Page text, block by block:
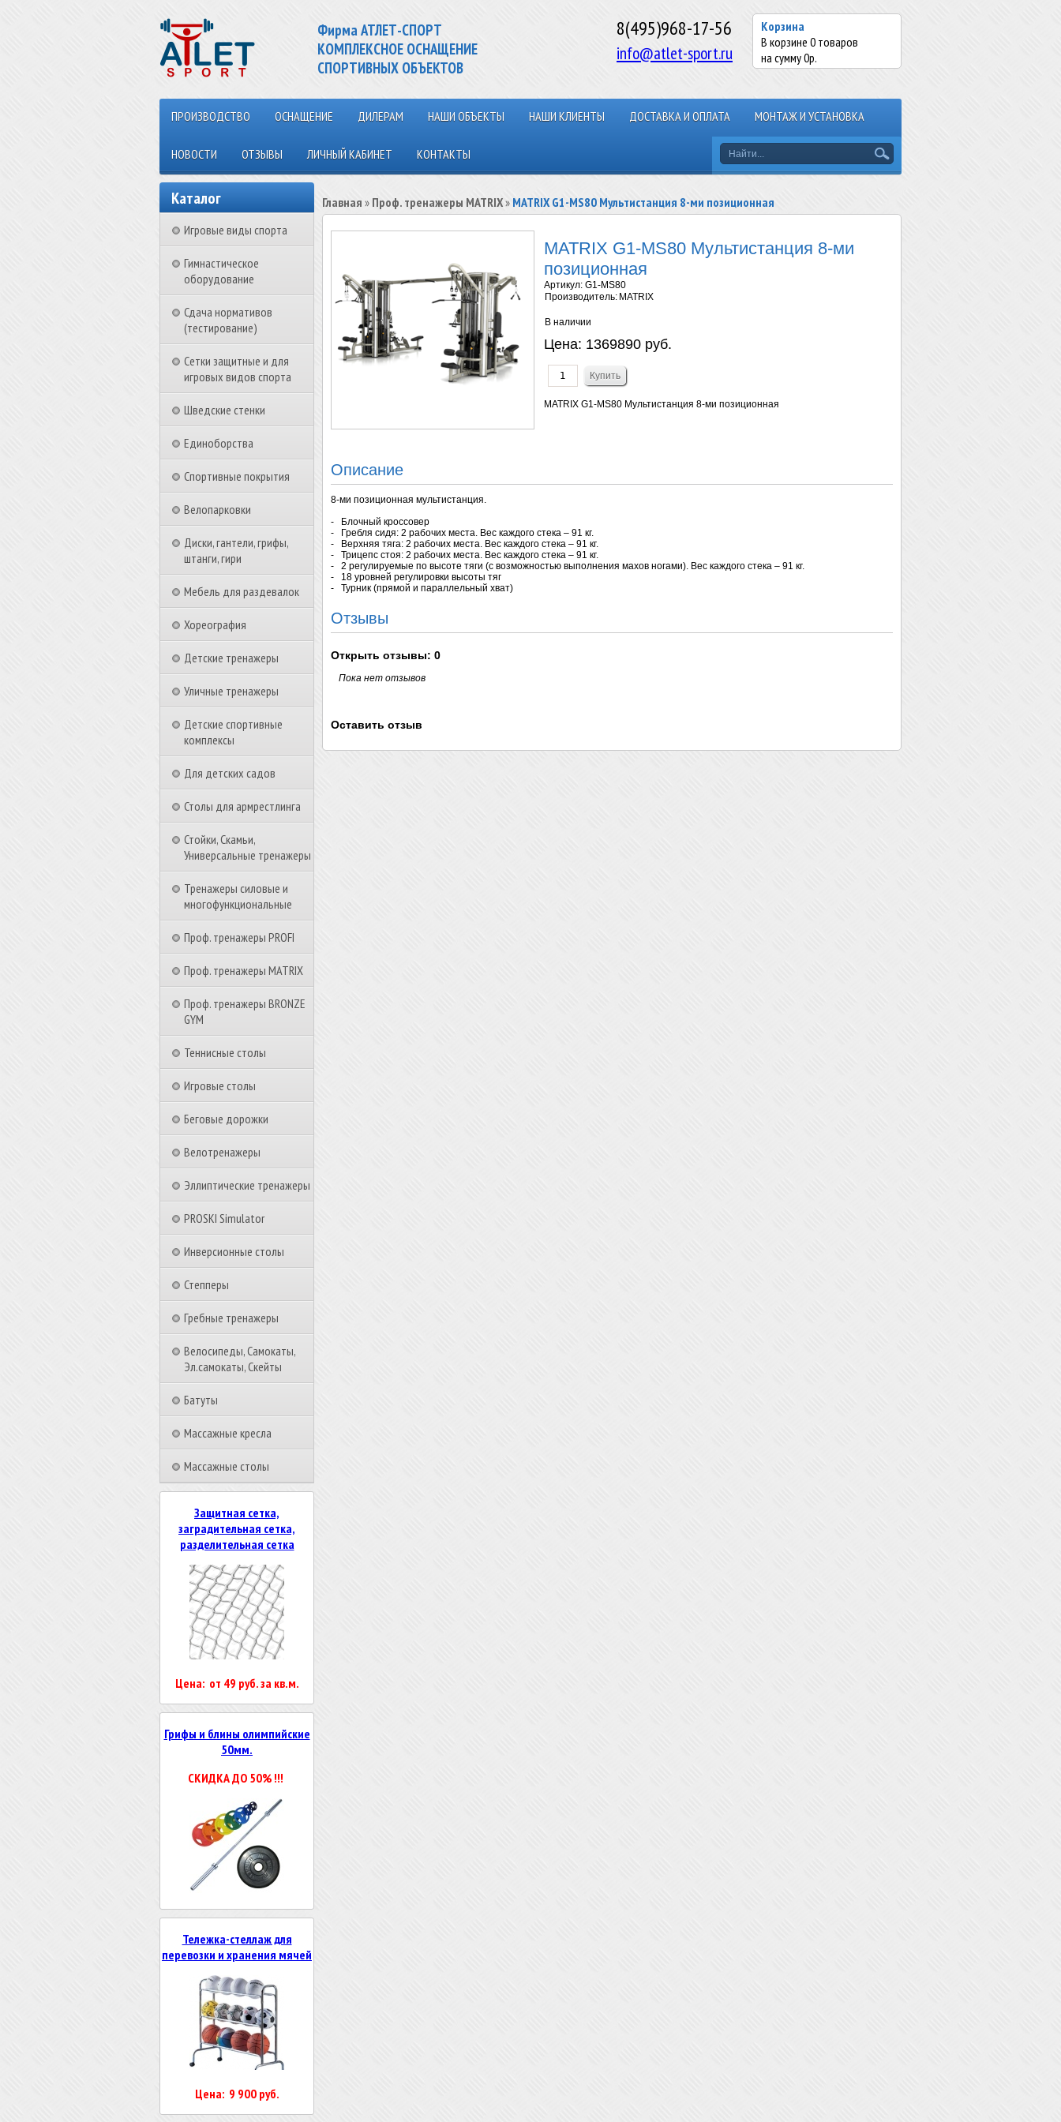
Фирма АТЛЕТ-СПОРТ
КОМПЛЕКСНОЕ ОСНАЩЕНИЕ
СПОРТИВНЫХ ОБЪЕКТОВ
Корзина
В корзине 0 товаров
на сумму0р.
8(495)968-17-56
info@atlet-sport.ru
ПРОИЗВОДСТВО ОСНАЩЕНИЕ ДИЛЕРАМ НАШИ ОБЪЕКТЫ НАШИ КЛИЕНТЫ ДОСТАВКА И ОПЛАТА МОНТАЖ И УСТАНОВКА
НОВОСТИ ОТЗЫВЫ ЛИЧНЫЙ КАБИНЕТ КОНТАКТЫ
Каталог
Игровые виды спорта
Гимнастическое
оборудование
Сдача нормативов
(тестирование)
Сетки защитные и для
игровых видов спорта
Шведские стенки
Единоборства
Спортивные покрытия
Велопарковки
Диски, гантели, грифы,
штанги, гири
Мебель для раздевалок
Хореография
Детские тренажеры
Уличные тренажеры
Детские спортивные
комплексы
Для детских садов
Столы для армрестлинга
Стойки, Скамьи,
Универсальные тренажеры
Тренажеры силовые и
многофункциональные
Проф. тренажеры PROFI
Проф. тренажеры MATRIX
Проф. тренажеры BRONZE
GYM
Теннисные столы
Игровые столы
Беговые дорожки
Велотренажеры
Эллиптические тренажеры
PROSKI Simulator
Инверсионные столы
Степперы
Гребные тренажеры
Велосипеды, Самокаты,
Эл.самокаты, Скейты
Батуты
Массажные кресла
Массажные столы
Защитная сетка,
заградительная сетка,
разделительная сетка
Цена: от 49 руб. за кв.м.
Грифы и блины олимпийские
50мм.
СКИДКА ДО 50% !!!
Тележка-стеллаж для
перевозки и хранения мячей
Цена: 9 900 руб.
Главная » Проф. тренажеры MATRIX» MATRIX G1-MS80 Мультистанция 8-ми позиционная
MATRIX G1-MS80 Мультистанция 8-ми
позиционная
Артикул: G1-MS80
Производитель: MATRIX
В наличии
Цена: 1369890 руб.
MATRIX G1-MS80 Мультистанция 8-ми позиционная
Описание
8-ми позиционная мультистанция.
- Блочный кроссовер
- Гребля сидя: 2 рабочих места. Вес каждого стека – 91 кг.
- Верхняя тяга: 2 рабочих места. Вес каждого стека – 91 кг.
- Трицепс стоя: 2 рабочих места. Вес каждого стека – 91 кг.
- 2 регулируемые по высоте тяги (с возможностью выполнения махов ногами). Вес каждого стека – 91 кг.
- 18 уровней регулировки высоты тяг
- Турник (прямой и параллельный хват)
Отзывы
Открыть отзывы: 0
Пока нет отзывов
Оставить отзыв